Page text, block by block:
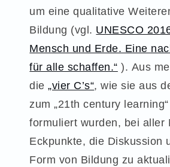
um eine qualitative
Bildung (vgl. UNESCO
Mensch und Erde. Eine
für alle schaffen.“ ). Aus
die„vier C’s“, wie sie aus
zum „21th century
formuliert wurden, bei aller
Eckpunkte, die Diskussion
Form von Bildung zu